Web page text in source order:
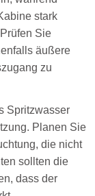
stark
Sie
äußere
zu
Spritzwasser
Planen Sie
die nicht
sollten die
dass der